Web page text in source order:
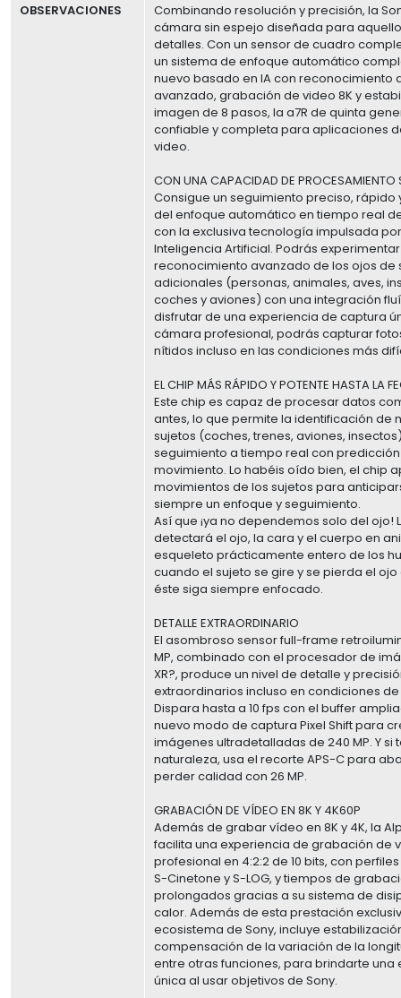
OBSERVACIONES
Combinando resolución y precisión, la
cámara sin espejo diseñada para
detalles. Con un sensor de cuadro
un sistema de enfoque automático
nuevo basado en IA con reconocimiento
avanzado, grabación de video 8K y
imagen de 8 pasos, la a7R de quinta
confiable y completa para aplicaciones
video.
CON UNA CAPACIDAD DE PROCESAMIENTO
Consigue un seguimiento preciso, rápido
del enfoque automático en tiempo real
con la exclusiva tecnología impulsada
Inteligencia Artificial. Podrás
reconocimiento avanzado de los ojos de
adicionales (personas, animales, aves,
coches y aviones) con una integración
disfrutar de una experiencia de captura
cámara profesional, podrás capturar
nítidos incluso en las condiciones más
EL CHIP MÁS RÁPIDO Y POTENTE HASTA LA
Este chip es capaz de procesar datos
antes, lo que permite la identificación de
sujetos (coches, trenes, aviones,
seguimiento a tiempo real con
movimiento. Lo habéis oído bien, el chip
movimientos de los sujetos para
siempre un enfoque y seguimiento.
Así que ¡ya no dependemos solo del ojo!
detectará el ojo, la cara y el cuerpo en
esqueleto prácticamente entero de los
cuando el sujeto se gire y se pierda el
éste siga siempre enfocado.
DETALLE EXTRAORDINARIO
El asombroso sensor full-frame
MP, combinado con el procesador de
XR?, produce un nivel de detalle y
extraordinarios incluso en condiciones
Dispara hasta a 10 fps con el buffer
nuevo modo de captura Pixel Shift para
imágenes ultradetalladas de 240 MP. Y si
naturaleza, usa el recorte APS-C para
perder calidad con 26 MP.
GRABACIÓN DE VÍDEO EN 8K Y 4K60P
Además de grabar vídeo en 8K y 4K, la
facilita una experiencia de grabación de
profesional en 4:2:2 de 10 bits, con
S-Cinetone y S-LOG, y tiempos de
prolongados gracias a su sistema de
calor. Además de esta prestación
ecosistema de Sony, incluye
compensación de la variación de la
entre otras funciones, para brindarte una
única al usar objetivos de Sony.